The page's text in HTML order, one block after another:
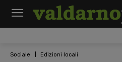
Sociale Edizioni locali